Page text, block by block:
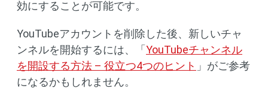
効にすることが可能です。
YouTubeアカウントを削除した後、新しいチャ
ンネルを開始するには、「 YouTubeチャンネル
を開設する方法 – 役立つ4つのヒント 」がご参考
になるかもしれません。